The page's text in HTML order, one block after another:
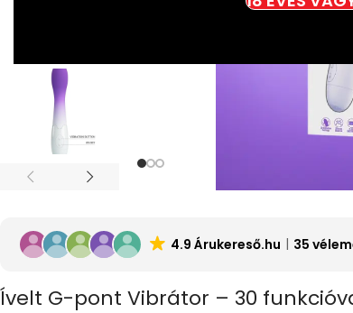
4.9 Árukereső.hu 35
Ívelt G-pont Vibrátor – 30